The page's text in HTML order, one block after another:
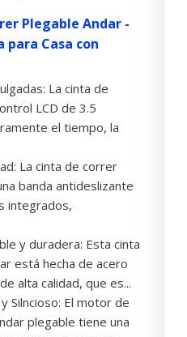
Plegable Andar -
para Casa con
La cinta de
LCD de 3.5
el tiempo, la
La cinta de correr
banda antideslizante
integrados,
y duradera: Esta cinta
está hecha de acero
alta calidad, que es...
Silncioso: El motor de
plegable tiene una